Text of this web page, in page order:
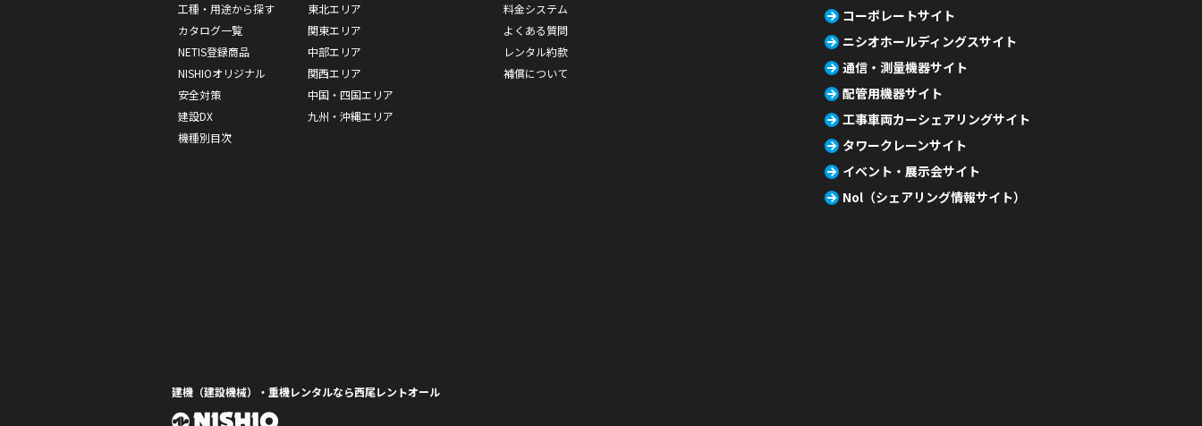
工種・用途から探す
カタログ一覧
NETIS登録商品
NISHIOオリジナル
安全対策
建設DX
機種別目次
東北エリア
関東エリア
中部エリア
関西エリア
中国・四国エリア
九州・沖縄エリア
料金システム
よくある質問
レンタル約款
補償について
コーポレートサイト
ニシオホールディングスサイト
通信・測量機器サイト
配管用機器サイト
工事車両カーシェアリングサイト
タワークレーンサイト
イベント・展示会サイト
Nol（シェアリング情報サイト）
建機（建設機械）・重機レンタルなら西尾レントオール